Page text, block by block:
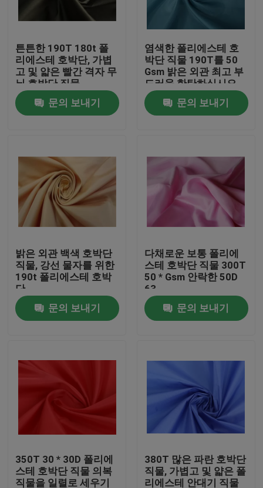
제작품
회사 소개
공장 투어
품질 관리
폴리에스테 호박단 직물
폴리에스테에 의하여 길쌈되는 직물
튼튼한 190T 180t 폴
리에스테 호박단, 가볍
고 및 얇은 빨간 격자 무
늬 호박단 직물
문의 보내기
염색한 폴리에스테 호
박단 직물 190T를 50
Gsm 밝은 외관 최고 부
드러움 한탄하십시오
문의 보내기
밝은 외관 백색 호박단
직물, 강선 물자를 위한
190t 폴리에스테 호박
단
문의 보내기
다채로운 보통 폴리에
스테 호박단 직물 300T
50 * Gsm 안락한 50D
63
문의 보내기
350T 30 * 30D 폴리에
스테 호박단 직물 의복
직물을 일렬로 세우기
380T 많은 파란 호박단
직물, 가볍고 및 얇은 폴
리에스테 안대기 직물